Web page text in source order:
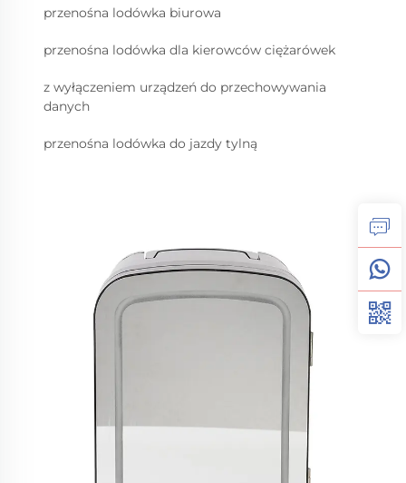
przenośna lodówka biurowa
przenośna lodówka dla kierowców ciężarówek
z wyłączeniem urządzeń do przechowywania
danych
przenośna lodówka do jazdy tylną